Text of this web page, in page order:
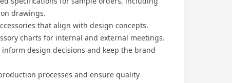
drawings.
that align with design concepts.
charts for internal and external meetings.
design decisions and keep the brand
processes and ensure quality